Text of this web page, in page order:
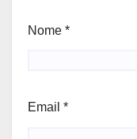
Nome *
Email *